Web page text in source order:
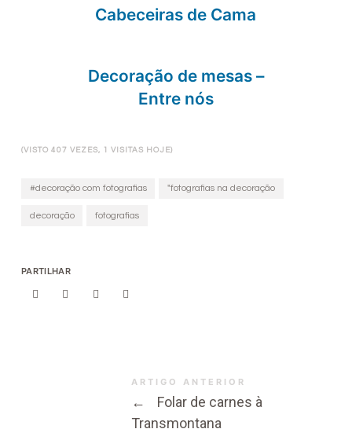
Cabeceiras de Cama
Decoração de mesas –
Entre nós
(VISTO 407 VEZES, 1 VISITAS HOJE)
#decoração com fotografias "fotografias na decoração
decoração fotografias
PARTILHAR
ARTIGO ANTERIOR
←
Folar de carnes à
Transmontana